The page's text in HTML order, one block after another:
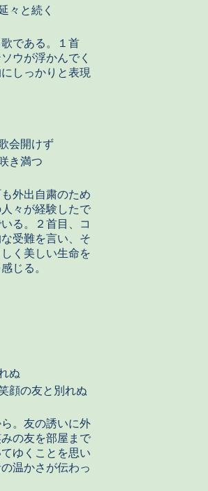
々と続く
である。１首
ウが浮かんでく
しっかりと表現
会開けず
き満つ
外出自粛のため
々が経験したで
る。２首目、コ
受難を言い、そ
く美しい生命を
じる。
ぬ
顔の友と別れぬ
。友の誘いに外
の友を部屋まで
ゆくことを思い
温かさが伝わっ